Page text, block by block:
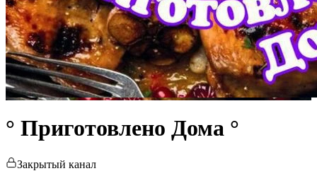
° Приготовлено Дома °
Закрытый канал